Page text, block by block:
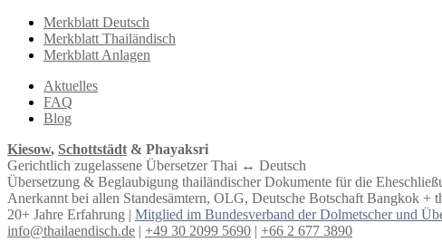
Merkblatt Deutsch
Merkblatt Thailändisch
Merkblatt Anlagen
Aktuelles
FAQ
Blog
Kiesow, Schottstädt & Phayaksri
Gerichtlich zugelassene Übersetzer Thai ↔︎ Deutsch
Übersetzung & Beglaubigung thailändischer Dokumente für die
Anerkannt bei allen Standesämtern, OLG, Deutsche Botschaft Bangkok +
20+ Jahre Erfahrung | Mitglied im Bundesverband der Dolmetscher und
info@thailaendisch.de | +49 30 2099 5690 | +66 2 677 3890